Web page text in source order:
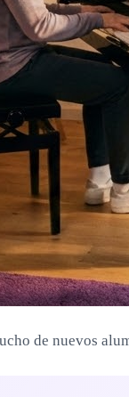
de nuevos